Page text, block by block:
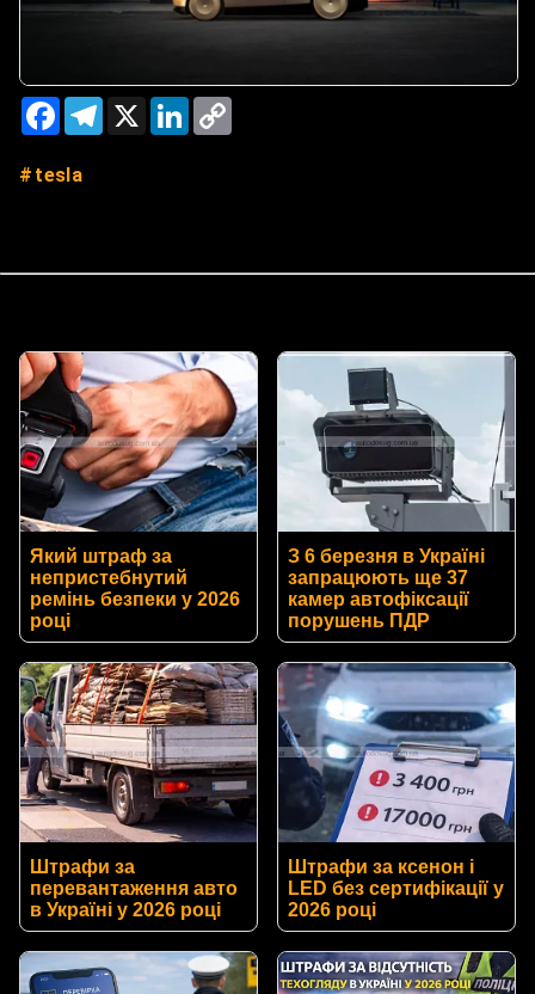
FacebookTelegram
X LinkedIn
tesla
Який штраф за
непристебнутий
ремінь безпеки у 2026
році
З 6 березня в Україні
запрацюють ще 37
камер автофіксації
порушень ПДР
Штрафи за
перевантаження авто
в Україні у 2026 році
Штрафи за ксенон і
LED без сертифікації у
2026 році